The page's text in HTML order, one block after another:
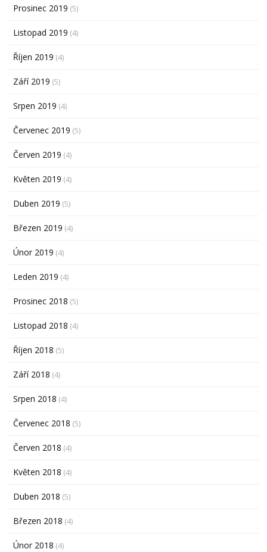
Prosinec 2019 (5)
Listopad 2019 (4)
Říjen 2019 (4)
Září 2019 (5)
Srpen 2019 (4)
Červenec 2019 (5)
Červen 2019 (4)
Květen 2019 (4)
Duben 2019 (5)
Březen 2019 (4)
Únor 2019 (4)
Leden 2019 (4)
Prosinec 2018 (5)
Listopad 2018 (4)
Říjen 2018 (5)
Září 2018 (4)
Srpen 2018 (4)
Červenec 2018 (5)
Červen 2018 (4)
Květen 2018 (4)
Duben 2018 (5)
Březen 2018 (4)
Únor 2018 (4)